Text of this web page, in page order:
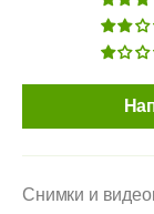
Снимки и